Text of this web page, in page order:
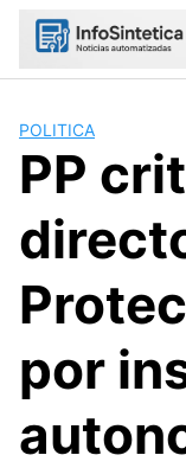
Skip
POLITICA
PP
por